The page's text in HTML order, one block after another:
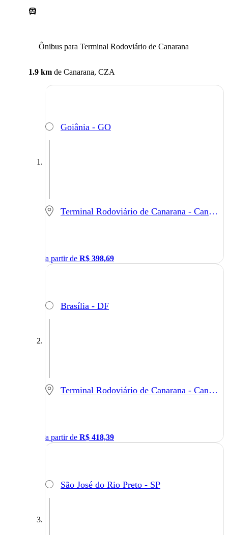
Ônibus para Terminal Rodoviário de Canarana
1.9 km de Canarana, CZA
Goiânia - GO
Terminal Rodoviário de Canarana - Canarana - MT
a partir de R$ 398,69
Brasília - DF
Terminal Rodoviário de Canarana - Canarana - MT
a partir de R$ 418,39
São José do Rio Preto - SP